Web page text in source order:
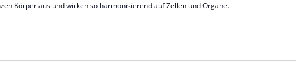
Körper aus und wirken so harmonisierend auf Zellen und Organe.